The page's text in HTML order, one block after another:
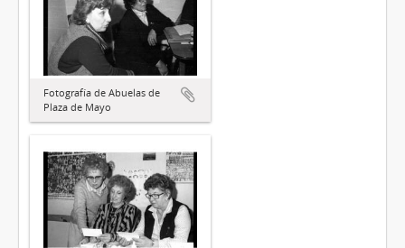
Fotografía de Abuelas de
Plaza de Mayo